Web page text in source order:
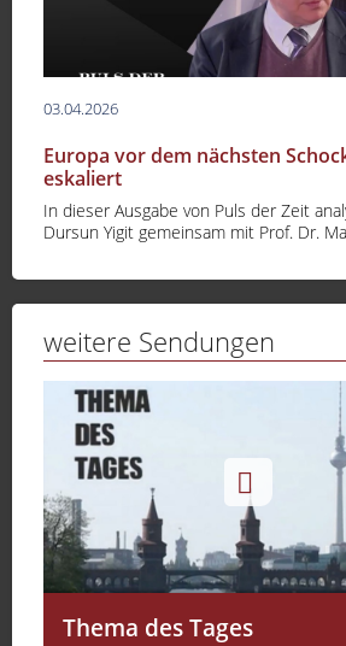
03.04.2026
Europa vor dem nächsten
eskaliert
In dieser Ausgabe von Puls der Zeit
Dursun Yigit gemeinsam mit Prof. Dr.
weitere Sendungen
Thema des Tages